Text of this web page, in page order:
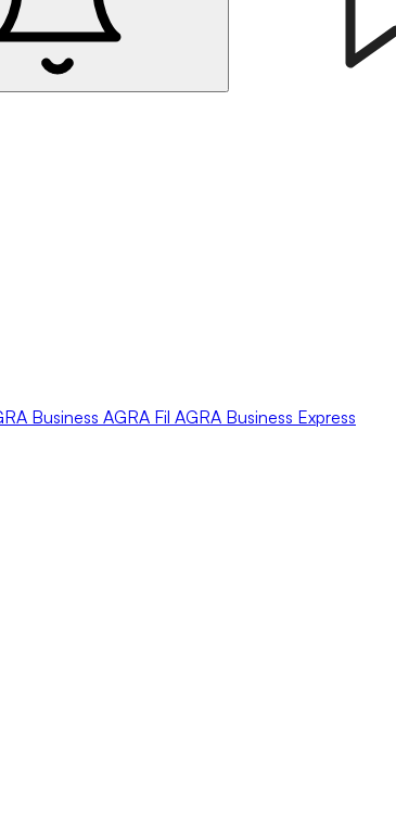
Business AGRA Fil AGRA Business Express